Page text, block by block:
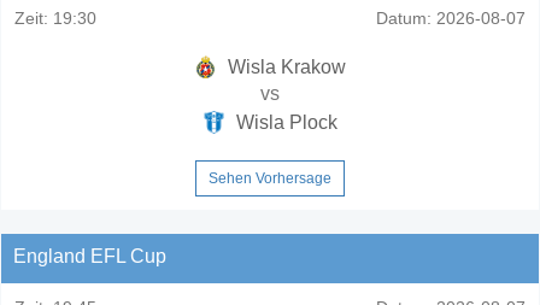
Zeit: 19:30 Datum: 2026-08-07
Wisla Krakow
vs
Wisla Plock
Sehen Vorhersage
England EFL Cup